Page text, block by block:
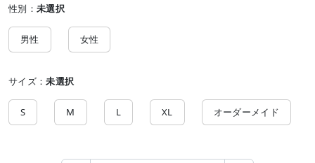
性別： 未選択
男性 女性
サイズ：未選択
S M L XL オーダーメイド